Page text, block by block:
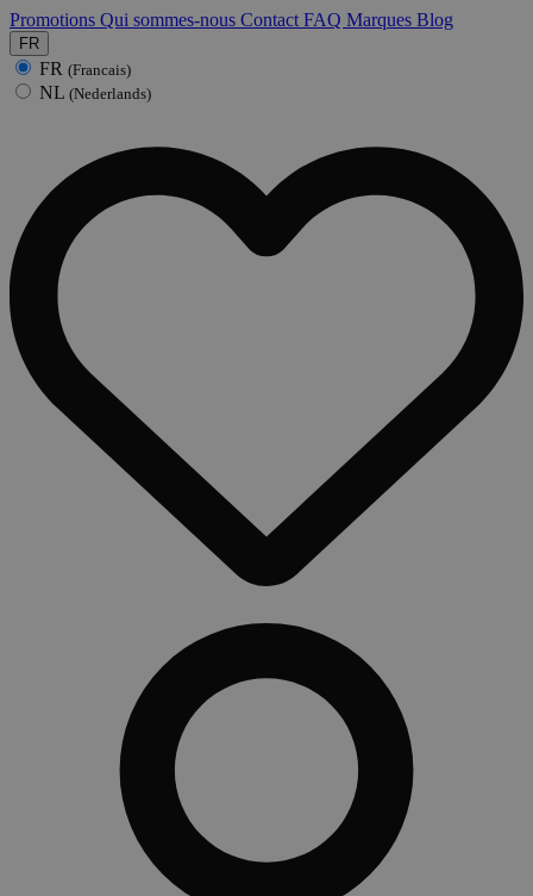
Promotions Qui sommes-nous Contact FAQ Marques Blog
FR
FR (Francais)
NL (Nederlands)